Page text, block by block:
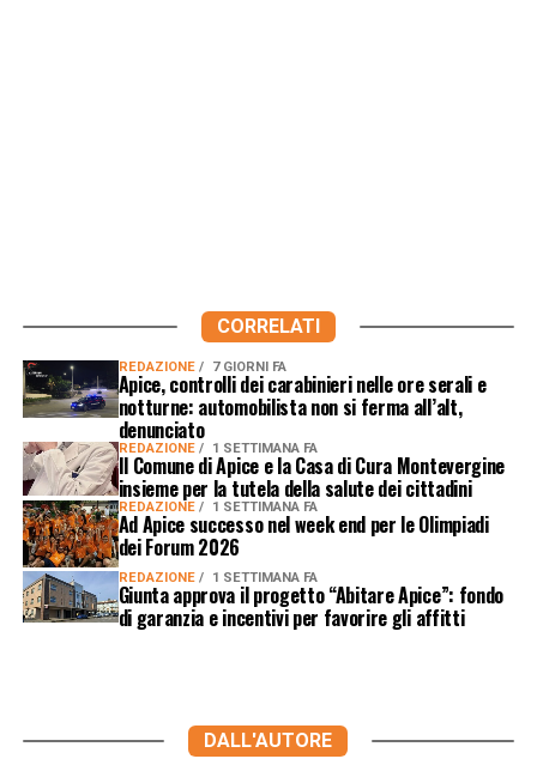
CORRELATI
REDAZIONE 7 GIORNI FA
Apice, controlli dei carabinieri nelle ore serali e
notturne: automobilista non si ferma all’alt,
denunciato
REDAZIONE 1 SETTIMANA FA
Il Comune di Apice e la Casa di Cura Montevergine
insieme per la tutela della salute dei cittadini
REDAZIONE 1 SETTIMANA FA
Ad Apice successo nel week end per le Olimpiadi
dei Forum 2026
REDAZIONE 1 SETTIMANA FA
Giunta approva il progetto “Abitare Apice”: fondo
di garanzia e incentivi per favorire gli affitti
DALL'AUTORE